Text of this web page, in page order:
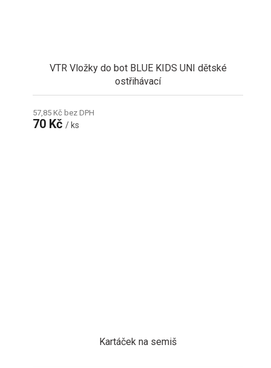
VTR Vložky do bot BLUE KIDS UNI dětské
ostřihávací
57,85 Kč bez DPH
70 Kč/ ks
Kartáček na semiš